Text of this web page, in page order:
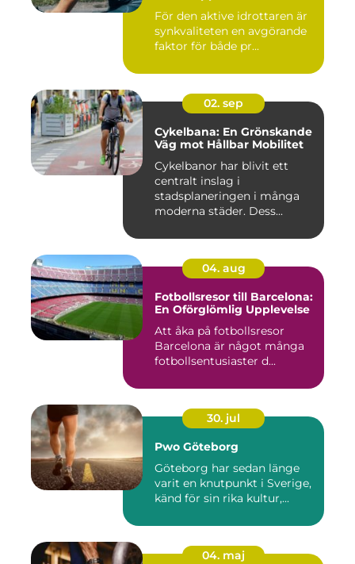
För den aktive idrottaren är
synkvaliteten en avgörande
faktor för både pr...
02. sep
Cykelbana: En Grönskande
Väg mot Hållbar Mobilitet
Cykelbanor har blivit ett
centralt inslag i
stadsplaneringen i många
moderna städer. Dess...
04. aug
Fotbollsresor till Barcelona:
En Oförglömlig Upplevelse
Att åka på fotbollsresor
Barcelona är något många
fotbollsentusiaster d...
30. jul
Pwo Göteborg
Göteborg har sedan länge
varit en knutpunkt i Sverige,
känd för sin rika kultur,...
04. maj